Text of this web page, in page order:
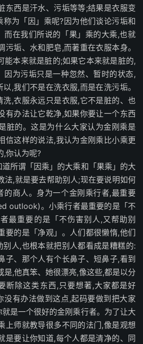
东西是汗水、污垢等等;结果是衣服变
称为「因」乘呢?因为他们谈论污垢和
而在我们所说的「果」乘的大乘,也就
污垢、水和肥皂,而著重在衣服本身。
能本来就是脏的;如果它本来就是脏的,
因为污垢只是一种忽然、暂时的状态,
,我们不是在洗衣服,而是在洗污垢。
洗,衣服永远只是衣服,它不是脏的、也
有办法让它乾净,如果你要让一个东西
脏的。这是为什么大家认为金刚乘是
信这样的说法,我认为金刚乘比小乘更
,你认为呢?
谓「因乘」的大乘和「果乘」的大
法,就是要去帮助别人;现在要说明如何
的商人。身为一个金刚乘行者,最重要
outlook)。小乘行者最重要的是「不
最重要的是「不伤害别人,又帮助别
要的是「净观」。人们都很懒惰,他们
别人,也根本就把别人都看成是糟糕的:
子、那个人有个长鼻子、短鼻子,看到
是,他真笨、她很漂亮,像这些,都是以分
断除这类东西,只要想著,大家都是好
没有办法做到这点,起码要做到把大家
是一个很好的金刚乘行者。为了让大
上师就教导很多不同的法门,像是观想
是要让你知道,每个人都是清净的、同